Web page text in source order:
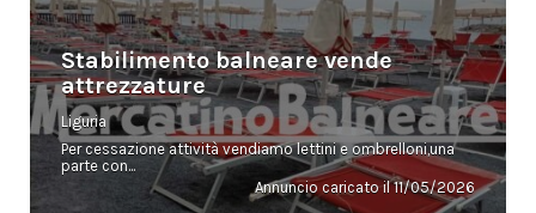
Stabilimento balneare vende
attrezzature
Liguria
Per cessazione attività vendiamo lettini e ombrelloni,una
parte con...
Annuncio caricato il 11/05/2026